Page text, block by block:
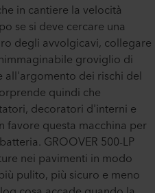
in cantiere la velocità
se si deve cercare una
degli avvolgicavi, collegare
groviglio di
all'argomento dei rischi del
quindi che
decoratori d'interni e
questa macchina per
GROOVER 500-LP
nei pavimenti in modo
pulito, più sicuro e meno